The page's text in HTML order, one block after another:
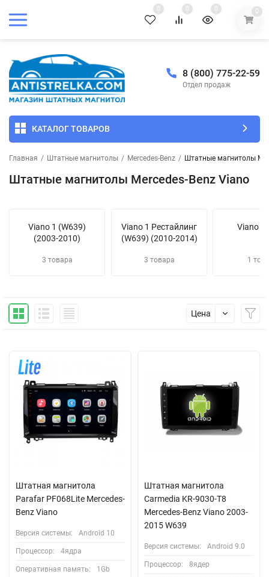
0 0 0 0
8 (800) 775-22-59
Отдел продаж
КАТАЛОГ ТОВАРОВ
Главная / Штатные магнитолы / Mercedes-Benz / Штатные магнитолы
Штатные магнитолы Mercedes-Benz Viano
Viano 1 (W639)
(2003-2010)
3 товара
Viano 1 Рестайлинг
(W639) (2010-2014)
3 товара
Viano
1
Цена
Штатная магнитола
Parafar PF068Lite Mercedes-
Benz Viano
Версия системы: Android 10
Процессор: 4ядра
Оперативная память: 1Gb
Штатная магнитола
Carmedia KR-9030-T8
Mercedes-Benz Viano 2003-
2015 W639
Версия системы: Android 9.0
Процессор: 8ядер